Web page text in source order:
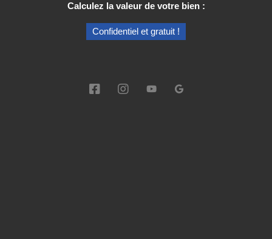
Jérome Wittmann
Calculez la valeur de votre bien :
Confidentiel et gratuit !